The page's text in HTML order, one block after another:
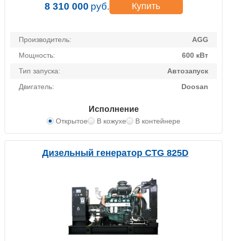
Производитель:
AGG
Мощность:
600 кВт
Тип запуска:
Автозапуск
Двигатель:
Doosan
Исполнение
Открытое В кожухе В контейнере
8 310 000 руб. Купить
Дизельный генератор CTG 825D